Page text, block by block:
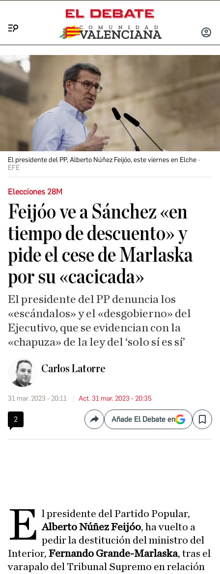
INICIAR
El presidente del PP, Alberto Núñez Feijóo, este viernes en Elche
EFE
Elecciones 28M
Feijóo ve a Sánchez «en
tiempo de descuento» y
pide el cese de Marlaska
por su «cacicada»
El presidente del PP denuncia los
«escándalos» y el «desgobierno» del
Ejecutivo, que se evidencian con la
«chapuza» de la ley del ‘solo sí es sí’
Carlos Latorre
31 mar. 2023 - 20:11 Act. 31 mar. 2023 - 20:35
2 CompartirAñade El Debate en Save
E l presidente del Partido Popular,
Alberto Núñez Feijóo, ha vuelto a
pedir la destitución del ministro del
Interior, Fernando Grande-Marlaska, tras el
varapalo del Tribunal Supremo en relación